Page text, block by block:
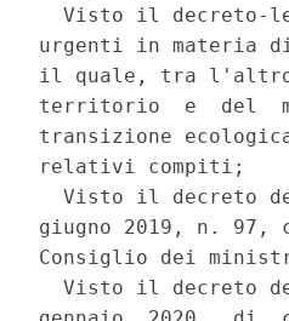
Visto il decreto-
urgenti in materia
il quale, tra
territorio  e  del
transizione
relativi compiti;
Visto il decreto
giugno 2019, n. 97,
Consiglio dei
Visto il decreto